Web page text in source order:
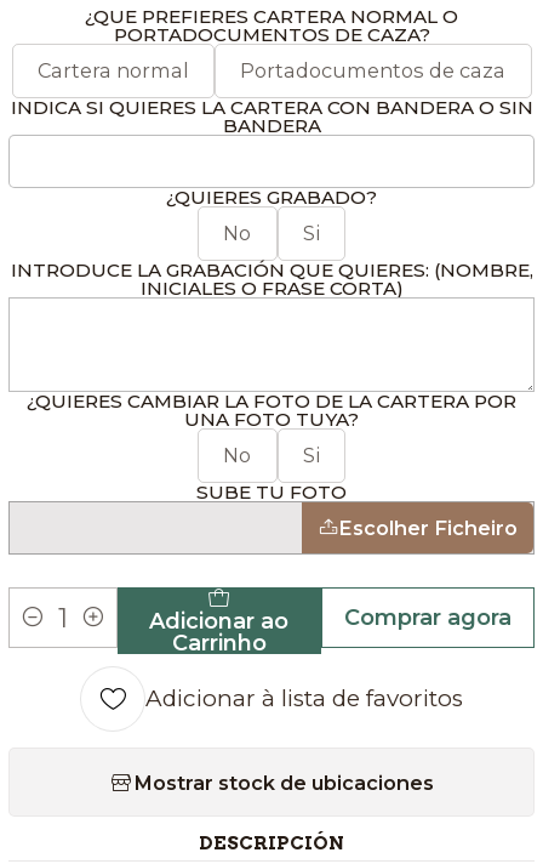
¿QUE PREFIERES CARTERA NORMAL O
PORTADOCUMENTOS DE CAZA?
Cartera normal Portadocumentos de caza
INDICA SI QUIERES LA CARTERA CON BANDERA O SIN
BANDERA
¿QUIERES GRABADO?
No Si
INTRODUCE LA GRABACIÓN QUE QUIERES: (NOMBRE,
INICIALES O FRASE CORTA)
¿QUIERES CAMBIAR LA FOTO DE LA CARTERA POR
UNA FOTO TUYA?
No Si
SUBE TU FOTO
Escolher Ficheiro
Quantidade
Adicionar ao
Carrinho
Comprar agora
Adicionar à lista de favoritos
Mostrar stock de ubicaciones
DESCRIPCIÓN